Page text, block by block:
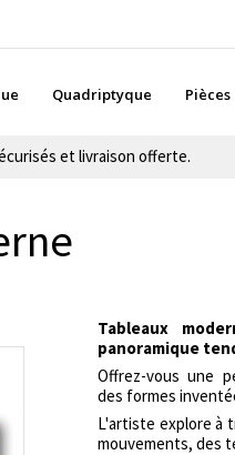
Quadriptyque Pièces
et livraison offerte.
Tableaux
panoramique
Offrez-vous une
des formes
L'artiste explore à
mouvements, des